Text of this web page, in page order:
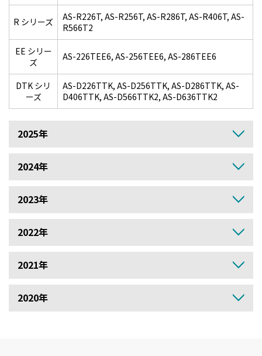
R シリーズ
AS-R226T, AS-R256T, AS-R286T, AS-R406T, AS-
R566T2
EE シリー
ズ
AS-226TEE6, AS-256TEE6, AS-286TEE6
DTK シリ
ーズ
AS-D226TTK, AS-D256TTK, AS-D286TTK, AS-
D406TTK, AS-D566TTK2, AS-D636TTK2
2025年
2024年
2023年
2022年
2021年
2020年